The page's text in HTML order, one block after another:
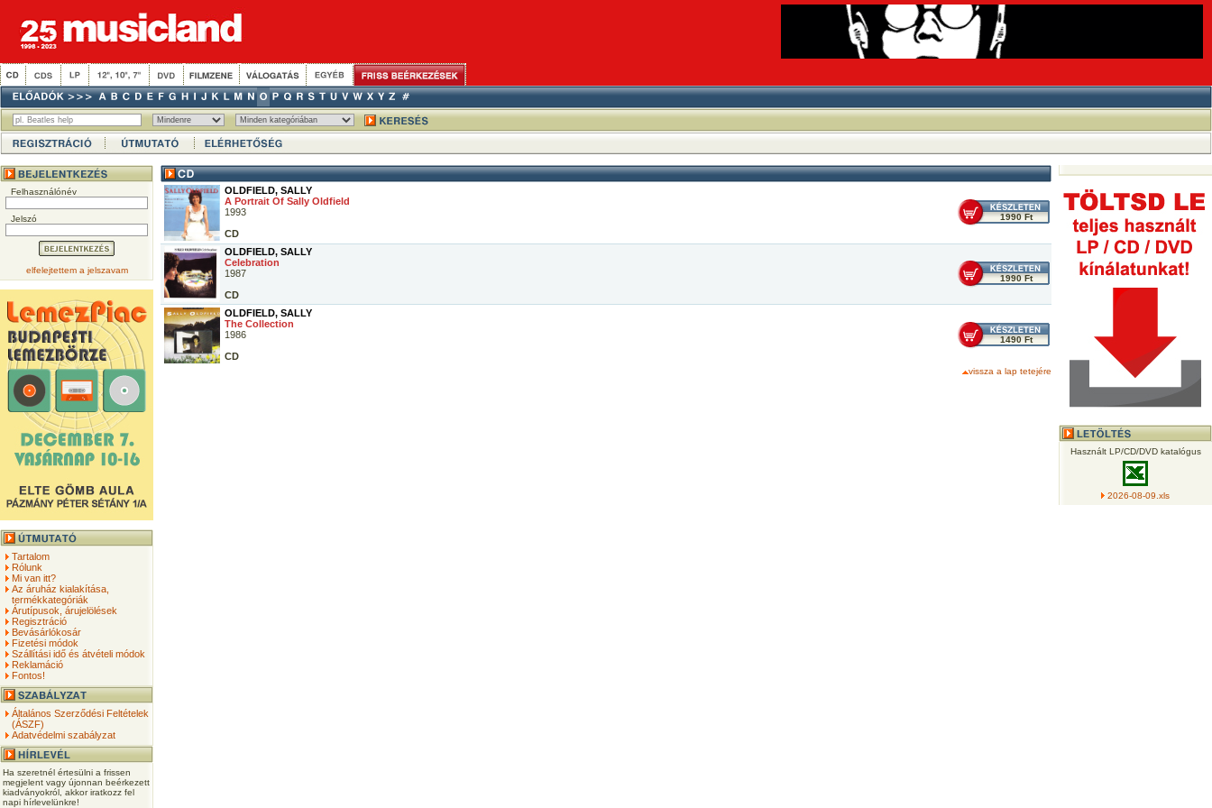
Felhasználónév
Jelszó
elfelejtettem a jelszavam
Tartalom
Rólunk
Mi van itt?
Az áruház kialakítása,
termékkategóriák
Árutípusok, árujelölések
Regisztráció
Bevásárlókosár
Fizetési módok
Szállítási idő és átvételi módok
Reklamáció
Fontos!
Általános Szerződési Feltételek
(ÁSZF)
Adatvédelmi szabályzat
Ha szeretnél értesülni a frissen
megjelent vagy újonnan beérkezett
kiadványokról, akkor iratkozz fel
napi hírlevelünkre!
OLDFIELD, SALLY
A Portrait Of Sally Oldfield
1993
CD
1990 Ft
OLDFIELD, SALLY
Celebration
1987
CD
1990 Ft
OLDFIELD, SALLY
The Collection
1986
CD
1490 Ft
vissza a lap tetejére
Használt LP/CD/DVD katalógus
2026-08-09.xls